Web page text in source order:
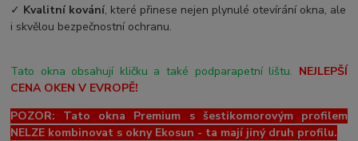
✓ Kvalitní kování, které přinese nejen plynulé otevírání okna, ale
i skvělou bezpečnostní ochranu.
Tato okna obsahují kličku a také podparapetní lištu. NEJLEPŠÍ
CENA OKEN V EVROPĚ!
POZOR: Tato okna Premium s šestikomorovým profilem
NELZE kombinovat s okny Ekosun - ta mají jiný druh profilu.